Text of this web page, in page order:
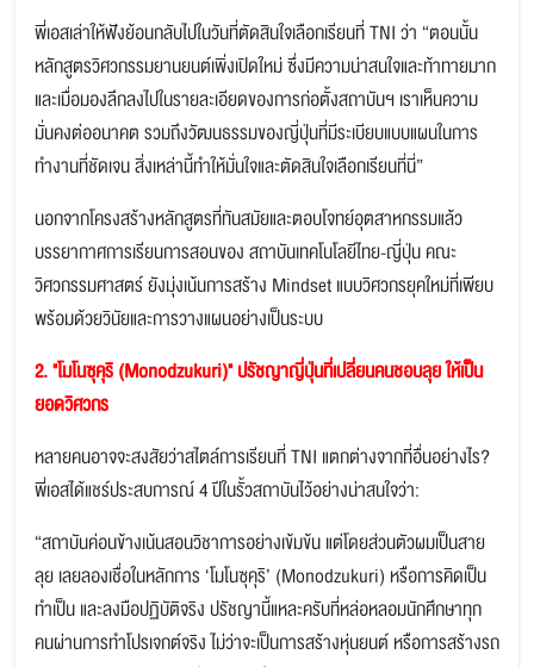
พี่เอสเล่าให้ฟังย้อนกลับไปในวันที่ตัดสินใจเลือกเรียนที่ TNI ว่า “ตอนนั้น
หลักสูตรวิศวกรรมยานยนต์เพิ่งเปิดใหม่ ซึ่งมีความน่าสนใจและท้าทายมาก
และเมื่อมองลึกลงไปในรายละเอียดของการก่อตั้งสถาบันฯ เราเห็นความ
มั่นคงต่ออนาคต รวมถึงวัฒนธรรมของญี่ปุ่นที่มีระเบียบแบบแผนในการ
ทำงานที่ชัดเจน สิ่งเหล่านี้ทำให้มั่นใจและตัดสินใจเลือกเรียนที่นี่”
นอกจากโครงสร้างหลักสูตรที่ทันสมัยและตอบโจทย์อุตสาหกรรมแล้ว
บรรยากาศการเรียนการสอนของ สถาบันเทคโนโลยีไทย-ญี่ปุ่น คณะ
วิศวกรรมศาสตร์ ยังมุ่งเน้นการสร้าง Mindset แบบวิศวกรยุคใหม่ที่เพียบ
พร้อมด้วยวินัยและการวางแผนอย่างเป็นระบบ
2. "โมโนซุคุริ (Monodzukuri)" ปรัชญาญี่ปุ่นที่เปลี่ยนคนชอบลุย ให้เป็น
ยอดวิศวกร
หลายคนอาจจะสงสัยว่าสไตล์การเรียนที่ TNI แตกต่างจากที่อื่นอย่างไร?
พี่เอสได้แชร์ประสบการณ์ 4 ปีในรั้วสถาบันไว้อย่างน่าสนใจว่า:
“สถาบันค่อนข้างเน้นสอนวิชาการอย่างเข้มข้น แต่โดยส่วนตัวผมเป็นสาย
ลุย เลยลองเชื่อในหลักการ ‘โมโนซุคุริ’ (Monodzukuri) หรือการคิดเป็น
ทำเป็น และลงมือปฏิบัติจริง ปรัชญานี้แหละครับที่หล่อหลอมนักศึกษาทุก
คนผ่านการทำโปรเจกต์จริง ไม่ว่าจะเป็นการสร้างหุ่นยนต์ หรือการสร้างรถ